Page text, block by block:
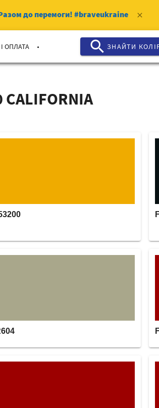
до перемоги! #braveukraine clear
ОПЛАТА . search ЗНАЙТИ